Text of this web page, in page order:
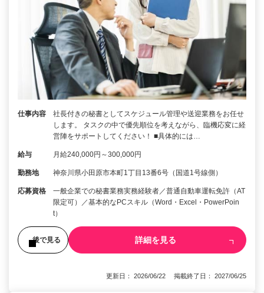
仕事内容
社長付きの秘書としてスケジュール管理や送迎業務をお任せ
します。 タスクの中で優先順位を考えながら、臨機応変に経
営陣をサポートしてください！ ■具体的には…
給与 月給240,000円～300,000円
勤務地 神奈川県小田原市本町1丁目13番6号（国道1号線側）
応募資格
一般企業での秘書業務実務経験者／普通自動車運転免許（AT
限定可）／基本的なPCスキル（Word・Excel・PowerPoin
t）
後で見る 詳細を見る
更新日： 2026/06/22 掲載終了日： 2027/06/25